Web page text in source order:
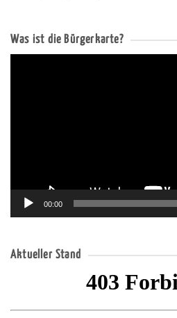
Was ist die Bürgerkarte?
00:00
Aktueller Stand